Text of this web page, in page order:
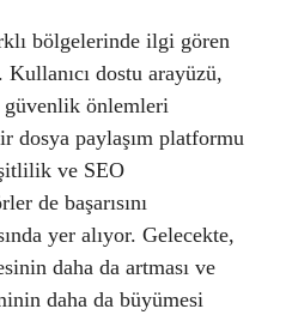
bölgelerinde ilgi gören
dostu arayüzü,
güvenlik önlemleri
dosya paylaşım platformu
ve SEO
de başarısını
yer alıyor. Gelecekte,
daha da artması ve
daha da büyümesi